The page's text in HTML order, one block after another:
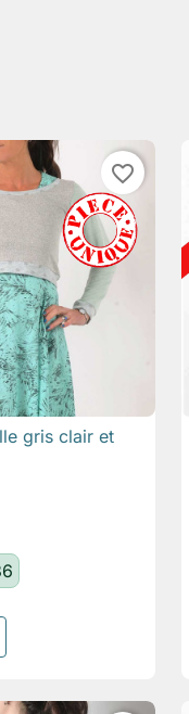
favorite_border
rapide
gris clair et